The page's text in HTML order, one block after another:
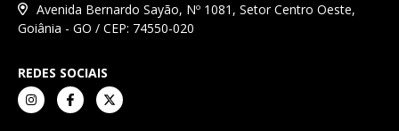
Avenida Bernardo Sayão, Nº 1081, Setor Centro Oeste,
Goiânia - GO / CEP: 74550-020
REDES SOCIAIS